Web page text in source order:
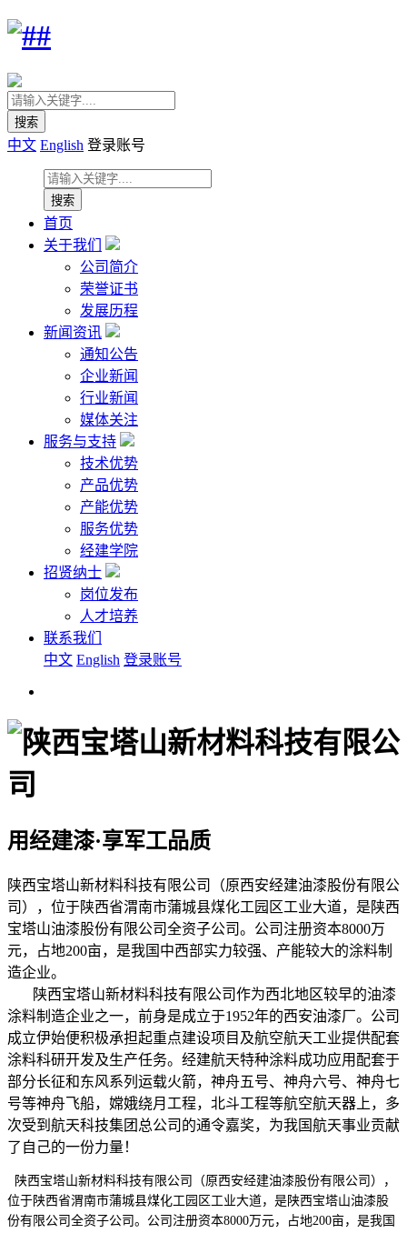
中文 English 登录账号
首页
关于我们
公司简介
荣誉证书
发展历程
新闻资讯
通知公告
企业新闻
行业新闻
媒体关注
服务与支持
技术优势
产品优势
产能优势
服务优势
经建学院
招贤纳士
岗位发布
人才培养
联系我们
中文 English 登录账号
用经建漆·享军工品质
陕西宝塔山新材料科技有限公司（原西安经建油漆股份有限公
司），位于陕西省渭南市蒲城县煤化工园区工业大道，是陕西
宝塔山油漆股份有限公司全资子公司。公司注册资本8000万
元，占地200亩，是我国中西部实力较强、产能较大的涂料制
造企业。
陕西宝塔山新材料科技有限公司作为西北地区较早的油漆
涂料制造企业之一，前身是成立于1952年的西安油漆厂。公司
成立伊始便积极承担起重点建设项目及航空航天工业提供配套
涂料科研开发及生产任务。经建航天特种涂料成功应用配套于
部分长征和东风系列运载火箭，神舟五号、神舟六号、神舟七
号等神舟飞船，嫦娥绕月工程，北斗工程等航空航天器上，多
次受到航天科技集团总公司的通令嘉奖，为我国航天事业贡献
了自己的一份力量！
陕西宝塔山新材料科技有限公司（原西安经建油漆股份有限公司），
位于陕西省渭南市蒲城县煤化工园区工业大道，是陕西宝塔山油漆股
份有限公司全资子公司。公司注册资本8000万元，占地200亩，是我国